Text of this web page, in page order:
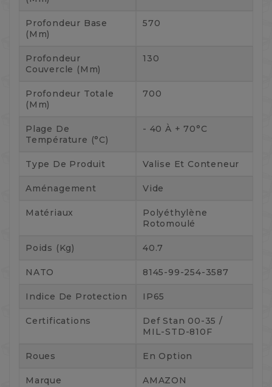
Profondeur Base
(mm)
570
Profondeur
Couvercle (mm)
130
Profondeur Totale
(mm)
700
Plage De
Température (°C)
- 40 À + 70°C
Type De Produit Valise Et Conteneur
Aménagement Vide
Matériaux
Polyéthylène
Rotomoulé
Poids (kg) 40.7
NATO 8145-99-254-3587
Indice De Protection IP65
Certifications
Def Stan 00-35 /
MIL-STD-810F
Roues En Option
Marque AMAZON